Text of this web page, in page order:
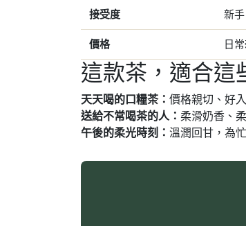
接受度 新
價格 日
這款茶，適合這
天天喝的口糧茶： 價格親切、好
送給不常喝茶的人： 柔滑奶香、
午後的柔光時刻： 溫潤回甘，為